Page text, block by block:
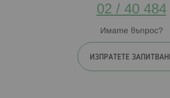
02 / 40 484
Имате въпрос?
ИЗПРАТЕТЕ